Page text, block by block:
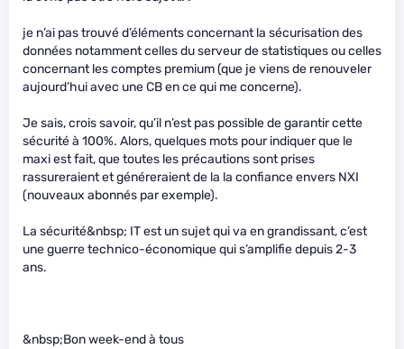
je n’ai pas trouvé d’éléments concernant la sécurisation des
données notamment celles du serveur de statistiques ou celles
concernant les comptes premium (que je viens de renouveler
aujourd’hui avec une CB en ce qui me concerne).
Je sais, crois savoir, qu’il n’est pas possible de garantir cette
sécurité à 100%. Alors, quelques mots pour indiquer que le
maxi est fait, que toutes les précautions sont prises
rassureraient et généreraient de la la confiance envers NXI
(nouveaux abonnés par exemple).
La sécurité&nbsp; IT est un sujet qui va en grandissant, c’est
une guerre technico-économique qui s’amplifie depuis 2-3
ans.
&nbsp;Bon week-end à tous